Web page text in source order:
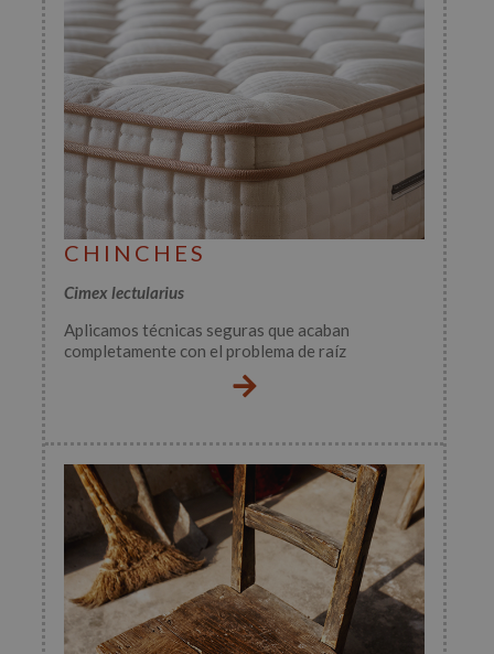
CHINCHES
Cimex lectularius
Aplicamos técnicas seguras que acaban
completamente con el problema de raíz